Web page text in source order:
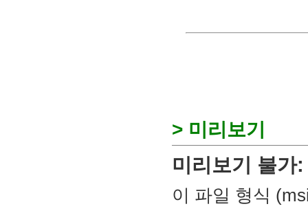
> 미리보기
미리보기 불가:
이 파일 형식